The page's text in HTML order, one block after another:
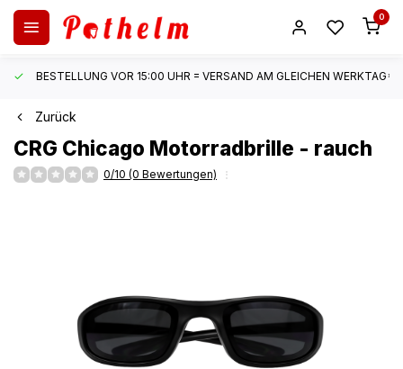
0
BESTELLUNG VOR 15:00 UHR = VERSAND AM GLEICHEN WERKTAG*
Zurück
CRG Chicago Motorradbrille - rauch
0/10 (0 Bewertungen)